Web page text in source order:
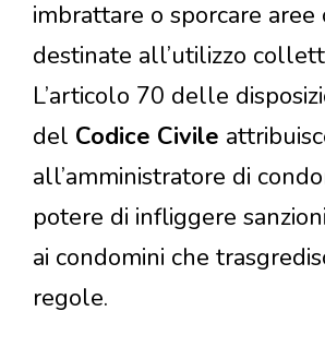
imbrattare o sporcare aree
destinate all’utilizzo
L’articolo 70 delle
del Codice Civile
all’amministratore di
potere di infliggere
ai condomini che
regole.